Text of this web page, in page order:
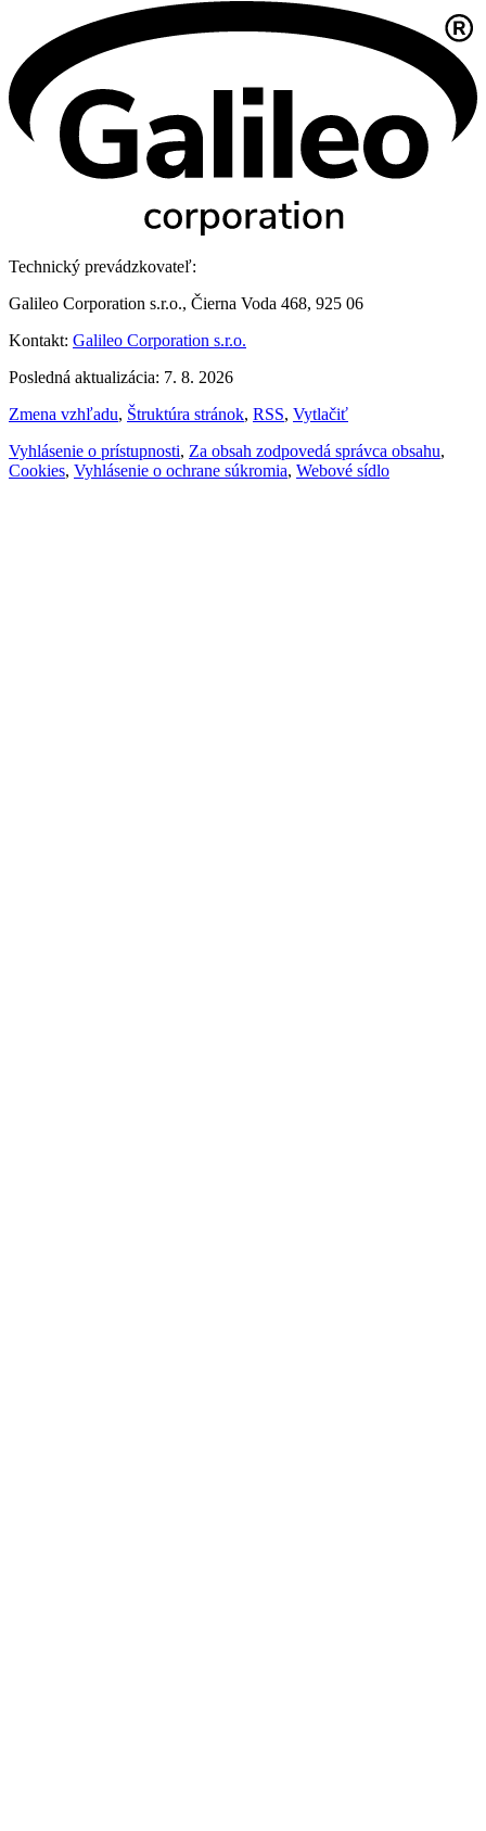
Technický prevádzkovateľ:
Galileo Corporation s.r.o., Čierna Voda 468, 925 06
Kontakt: Galileo Corporation s.r.o.
Posledná aktualizácia: 7. 8. 2026
Zmena vzhľadu, Štruktúra stránok, RSS, Vytlačiť
Vyhlásenie o prístupnosti, Za obsah zodpovedá správca obsahu,
Cookies, Vyhlásenie o ochrane súkromia, Webové sídlo